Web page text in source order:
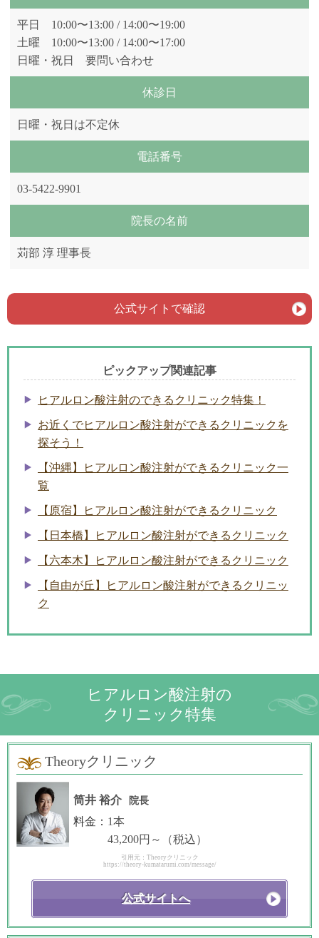
平日 10:00〜13:00 / 14:00〜19:00
土曜 10:00〜13:00 / 14:00〜17:00
日曜・祝日 要問い合わせ
休診日
日曜・祝日は不定休
電話番号
03-5422-9901
院長の名前
苅部 淳 理事長
公式サイトで確認
ピックアップ関連記事
ヒアルロン酸注射のできるクリニック特集！
お近くでヒアルロン酸注射ができるクリニックを
探そう！
【沖縄】ヒアルロン酸注射ができるクリニック一
覧
【原宿】ヒアルロン酸注射ができるクリニック
【日本橋】ヒアルロン酸注射ができるクリニック
【六本木】ヒアルロン酸注射ができるクリニック
【自由が丘】ヒアルロン酸注射ができるクリニッ
ク
ヒアルロン酸注射の
クリニック特集
Theoryクリニック
筒井 裕介 院長
料金： 1本
43,200円～（税込）
引用元：Theoryクリニック
https://theory-kumatarumi.com/message/
公式サイトへ